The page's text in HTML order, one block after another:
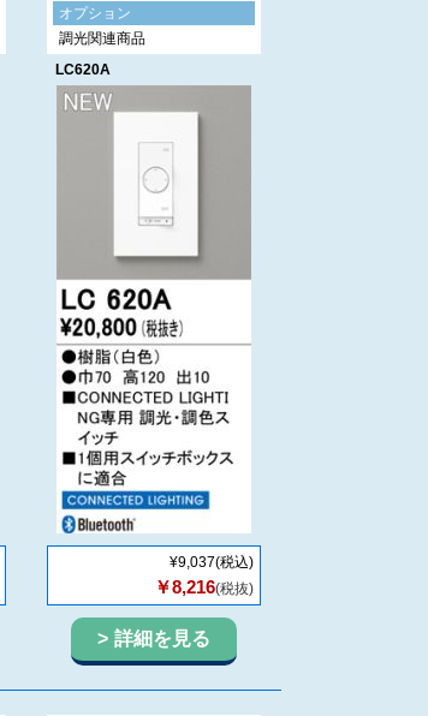
オプション
調光関連商品
LC620A
¥9,037(税込)
￥8,216(税抜)
詳細を見る